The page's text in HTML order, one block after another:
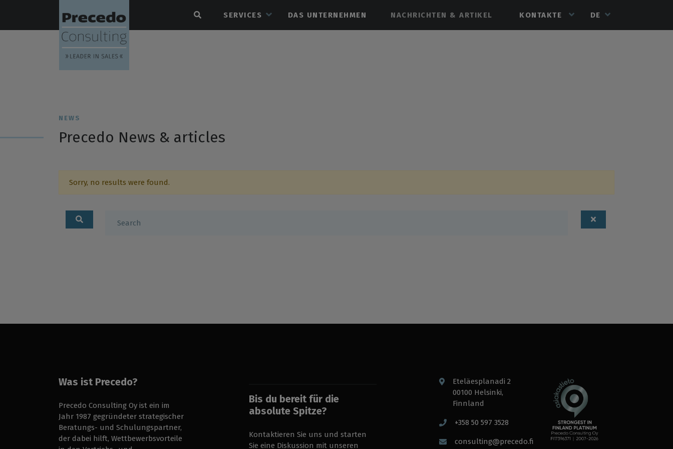
SERVICES DAS UNTERNEHMEN NACHRICHTEN & ARTIKEL KONTAKTE DE
NEWS
Precedo News & articles
Sorry, no results were found.
Search
Was ist Precedo?
Precedo Consulting Oy ist ein im
Jahr 1987 gegründeter strategischer
Beratungs- und Schulungspartner,
der dabei hilft, Wettbewerbsvorteile
Bis du bereit für die
absolute Spitze?
Kontaktieren Sie uns und starten
Sie eine Diskussion mit unseren
Eteläesplanadi 2
00100 Helsinki,
Finnland
+358 50 597 3528
consulting@precedo.fi